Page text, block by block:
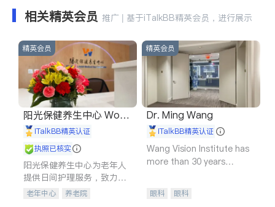
相关精英会员 推广 | 基于iTalkBB精英会员，进行展示
精英会员
阳光保健养生中心 World
shine
iTalkBB精英认证
执照已核实
阳光保健养生中心为老年人
提供日间护理服务，致力于
通过持续的护理创新来有效
老年中心 养老院
精英会员
Dr. Ming Wang
iTalkBB精英认证
Wang Vision Institute has
more than 30 years
眼科 眼科